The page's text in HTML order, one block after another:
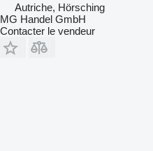
Autriche, Hörsching
MG Handel GmbH
Contacter le vendeur